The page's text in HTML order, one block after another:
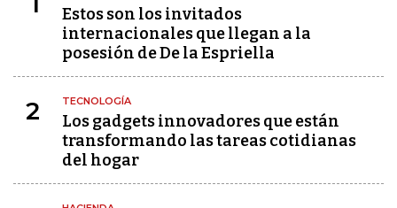
Estos son los invitados
internacionales que llegan a la
posesión de De la Espriella
2 TECNOLOGÍA
Los gadgets innovadores que están
transformando las tareas cotidianas
del hogar